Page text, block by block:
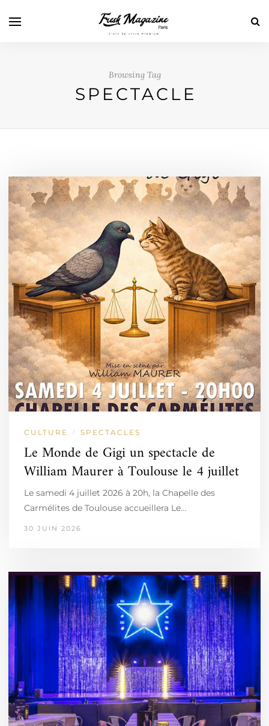
Browsing Tag
SPECTACLE
CULTURE / SPECTACLES
Le Monde de Gigi un spectacle de
William Maurer à Toulouse le 4 juillet
Le samedi 4 juillet 2026 à 20h, la Chapelle des
Carmélites de Toulouse accueillera Le…
30 JUIN 2026